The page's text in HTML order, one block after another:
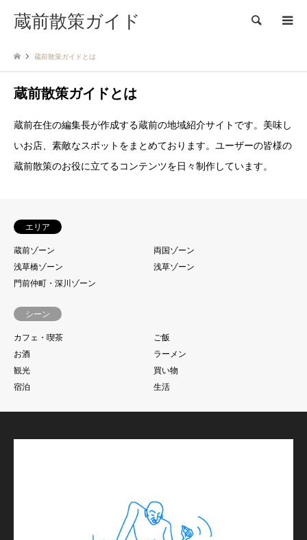
蔵前散策ガイド 検索
蔵前散策ガイドとは
蔵前散策ガイドとは
蔵前在住の編集長が作成する蔵前の地域紹介サイトです。美味し
いお店、素敵なスポットをまとめております。ユーザーの皆様の
蔵前散策のお役に立てるコンテンツを日々制作しています。
エリア
蔵前ゾーン
両国ゾーン
浅草橋ゾーン
浅草ゾーン
門前仲町・深川ゾーン
シーン
カフェ・喫茶
ご飯
お酒
ラーメン
観光
買い物
宿泊
生活